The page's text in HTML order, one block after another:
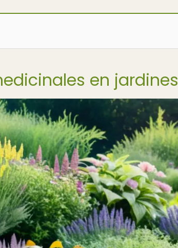
en jardines